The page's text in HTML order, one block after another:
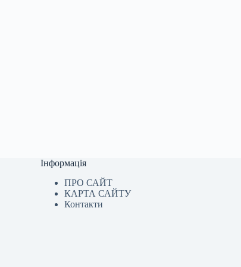
Інформація
ПРО САЙТ
КАРТА САЙТУ
Контакти